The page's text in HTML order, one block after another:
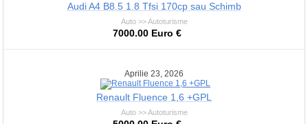
Audi A4 B8.5 1.8 Tfsi 170cp sau Schimb
Auto >> Autoturisme
7000.00 Euro €
Aprilie 23, 2026
Renault Fluence 1,6 +GPL
Auto >> Autoturisme